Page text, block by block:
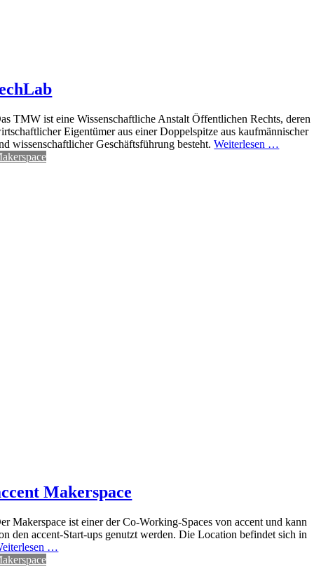
TMW ist eine Wissenschaftliche Anstalt Öffentlichen Rechts, deren
Eigentümer aus einer Doppelspitze aus kaufmännischer
wissenschaftlicher Geschäftsführung besteht.Weiterlesen …
Makerspace
Makerspace ist einer der Co-Working-Spaces von accent und kann
den accent-Start-ups genutzt werden. Die Location befindet sich in
…